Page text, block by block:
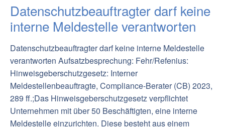
Datenschutzbeauftragter darf keine
interne Meldestelle verantworten
Datenschutzbeauftragter darf keine interne Meldestelle
verantworten Aufsatzbesprechung: Fehr/Refenius:
Hinweisgeberschutzgesetz: Interner
Meldestellenbeauftragte, Compliance-Berater (CB) 2023,
289 ff.;Das Hinweisgeberschutzgesetz verpflichtet
Unternehmen mit über 50 Beschäftigten, eine interne
Meldestelle einzurichten. Diese besteht aus einem